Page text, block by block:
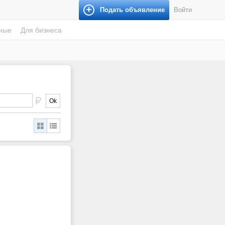
Подать объявление Войти
Для бизнеса
Ok